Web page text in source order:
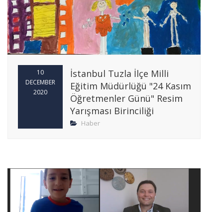
10
DECEMBER
2020
İstanbul Tuzla İlçe Milli
Eğitim Müdürlüğü "24 Kasım
Öğretmenler Günü" Resim
Yarışması Birinciliği
Haber